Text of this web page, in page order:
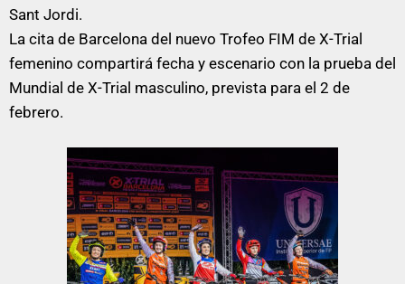
Sant Jordi.
La cita de Barcelona del nuevo Trofeo FIM de X-Trial
femenino compartirá fecha y escenario con la prueba del
Mundial de X-Trial masculino, prevista para el 2 de
febrero.